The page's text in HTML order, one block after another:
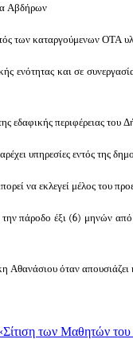
Αβδήρων
των καταργούμενων ΟΤΑ
ενότητας και σε
εδαφικής περιφέρειας του
υπηρεσίες εντός της
να εκλεγεί μέλος του
πάροδο έξι (6) μηνών
Αθανάσιου όταν
των Μαθητών του